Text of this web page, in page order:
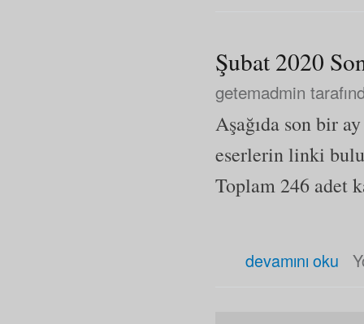
Şubat 2020
getemadmin
Aşağıda son bir
eserlerin linki
Toplam 246 adet
devamını oku